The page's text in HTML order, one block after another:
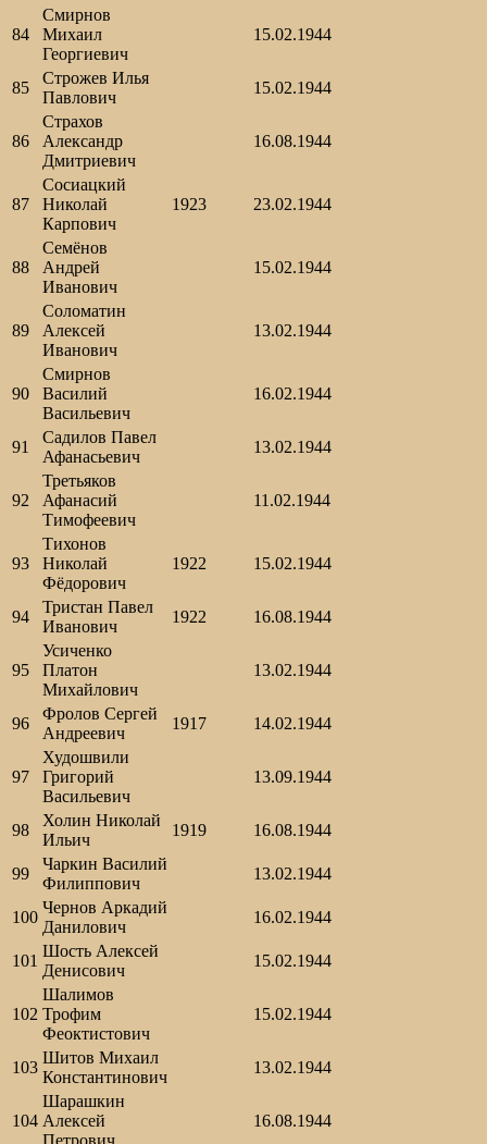
84
Смирнов
Михаил
Георгиевич
15.02.1944
85
Строжев Илья
Павлович
15.02.1944
86
Страхов
Александр
Дмитриевич
16.08.1944
87
Сосиацкий
Николай
Карпович
1923 23.02.1944
88
Семёнов
Андрей
Иванович
15.02.1944
89
Соломатин
Алексей
Иванович
13.02.1944
90
Смирнов
Василий
Васильевич
16.02.1944
91
Садилов Павел
Афанасьевич
13.02.1944
92
Третьяков
Афанасий
Тимофеевич
11.02.1944
93
Тихонов
Николай
Фёдорович
1922 15.02.1944
94
Тристан Павел
Иванович
1922 16.08.1944
95
Усиченко
Платон
Михайлович
13.02.1944
96
Фролов Сергей
Андреевич
1917 14.02.1944
97
Худошвили
Григорий
Васильевич
13.09.1944
98
Холин Николай
Ильич
1919 16.08.1944
99
Чаркин Василий
Филиппович
13.02.1944
100
Чернов Аркадий
Данилович
16.02.1944
101
Шость Алексей
Денисович
15.02.1944
102
Шалимов
Трофим
Феоктистович
15.02.1944
103
Шитов Михаил
Константинович
13.02.1944
104
Шарашкин
Алексей
16.08.1944